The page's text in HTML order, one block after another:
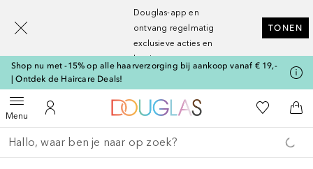
Douglas-app en
ontvang regelmatig
exclusieve acties en
kortingen
TONEN
Shop nu met -15% op alle haarverzorging bij aankoop vanaf € 19,-
| Ontdek de Haircare Deals!
MenuOpen menuNaar Mijn Account
Naar Douglas Home
Naar Mijn
Ga terug
Zoekopdracht uitvoeren
[navigation.slideout.screenreader]